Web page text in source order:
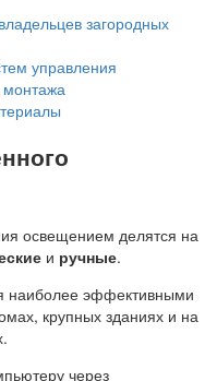
загородных
управления
монтажа
освещением делятся на
и ручные.
наиболее эффективными
крупных зданиях и на
через